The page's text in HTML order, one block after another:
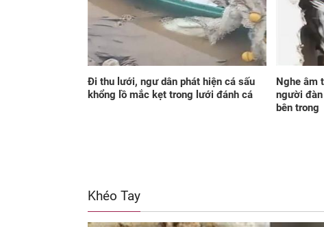
Đi thu lưới, ngư dân phát hiện cá sấu
khổng lồ mắc kẹt trong lưới đánh cá
Nghe âm
người
bên trong
Khéo Tay